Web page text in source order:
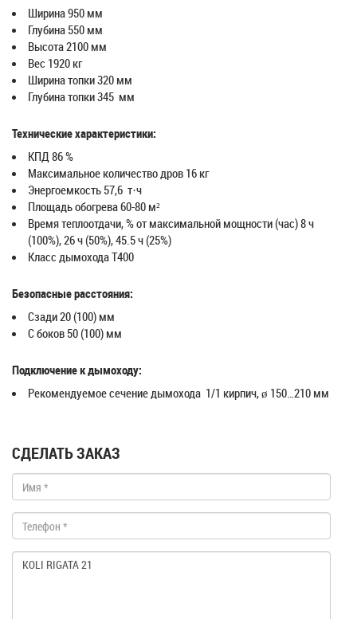
Ширина 950 мм
Глубина 550 мм
Высота 2100 мм
Вес 1920 кг
Ширина топки 320 мм
Глубина топки 345 мм
Технические характеристики:
КПД 86 %
Максимальное количество дров 16 кг
Энергоемкость 57,6 т·ч
Площадь обогрева 60-80 м²
Время теплоотдачи, % от максимальной мощности (час) 8 ч
(100%), 26 ч (50%), 45.5 ч (25%)
Класс дымохода T400
Безопасные расстояния:
Сзади 20 (100) мм
С боков 50 (100) мм
Подключение к дымоходу:
Рекомендуемое сечение дымохода 1/1 кирпич, ø 150…210 мм
СДЕЛАТЬ ЗАКАЗ